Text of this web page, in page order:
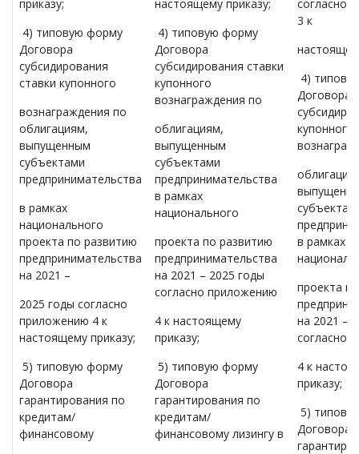
приказу;
4) типовую форму
Договора
субсидирования
ставки купонного
вознаграждения по
облигациям,
выпущенным
субъектами
предпринимательства
в рамках
национального
проекта по развитию
предпринимательства
на 2021 –
2025 годы согласно
приложению 4 к
настоящему приказу;
5) типовую форму
Договора
гарантирования по
кредитам/
финансовому
настоящему приказу;
4) типовую форму
Договора
субсидирования ставки
купонного
вознаграждения по
облигациям,
выпущенным
субъектами
предпринимательства
в рамках
национального
проекта по развитию
предпринимательства
на 2021 – 2025 годы
согласно приложению
4 к настоящему
приказу;
5) типовую форму
Договора
гарантирования по
кредитам/
финансовому лизингу в
согласно
3 к
4)
Договора
купонного
в рамках
проекта
на 2021 –
согласно
4 к
приказу;
5)
Договора